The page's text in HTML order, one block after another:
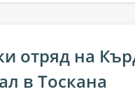
отряд на
в Тоскана